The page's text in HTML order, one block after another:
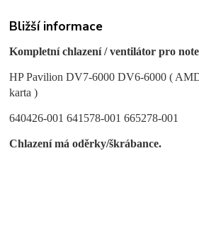
Bližší informace
Kompletní chlazení / ventilátor pro
HP Pavilion DV7-6000 DV6-6000 (
karta )
640426-001 641578-001 665278-001
Chlazení má oděrky/škrábance.